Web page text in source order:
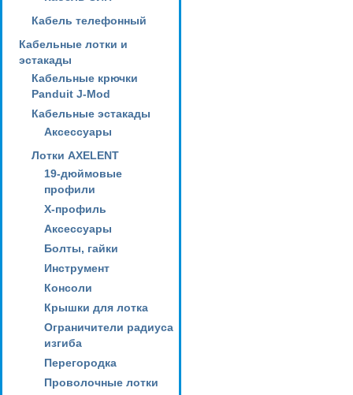
Кабель телефонный
Кабельные лотки и
эстакады
Кабельные крючки
Panduit J-Mod
Кабельные эстакады
Аксессуары
Лотки AXELENT
19-дюймовые
профили
X-профиль
Аксессуары
Болты, гайки
Инструмент
Консоли
Крышки для лотка
Ограничители радиуса
изгиба
Перегородка
Проволочные лотки